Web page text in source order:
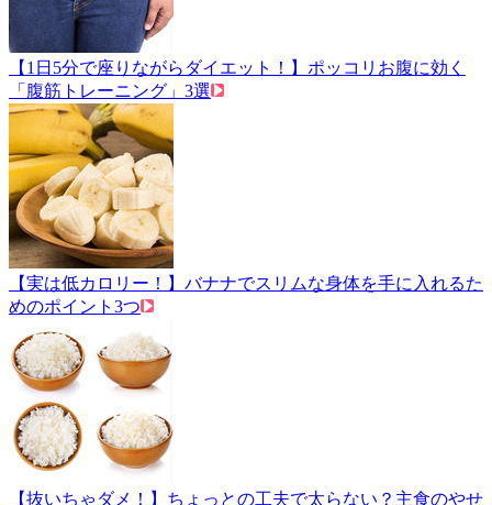
【1日5分で座りながらダイエット！】ポッコリお腹に効く
「腹筋トレーニング」3選
【実は低カロリー！】バナナでスリムな身体を手に入れるた
めのポイント3つ
【抜いちゃダメ！】ちょっとの工夫で太らない？主食のやせ